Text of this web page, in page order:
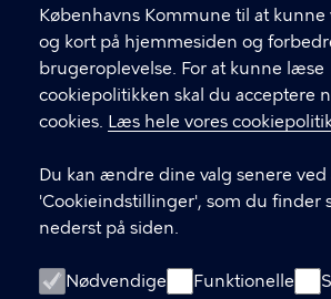
Københavns Kommune til at kunne
og kort på hjemmesiden og
brugeroplevelse. For at kunne læse
cookiepolitikken skal du acceptere
cookies. Læs hele vores
Du kan ændre dine valg senere ved
'Cookieindstillinger', som du finder
nederst på siden.
Nødvendige Funktionelle
CVR-nummer64942212
GENVEJE
Digital Post
Databeskyttelse